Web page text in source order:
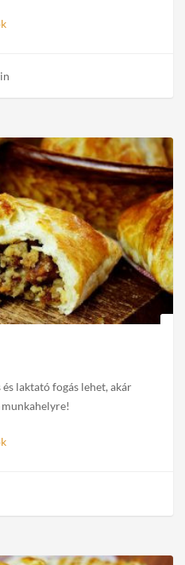
laktató fogás lehet, akár
munkahelyre!